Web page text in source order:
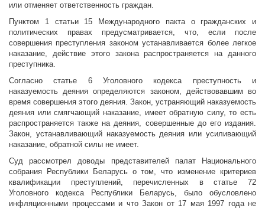
или отменяет ответственность граждан.
Пунктом 1 статьи 15 Международного пакта о гражданских и
политических правах предусматривается, что, если после
совершения преступления законом устанавливается более легкое
наказание, действие этого закона распространяется на данного
преступника.
Согласно статье 6 Уголовного кодекса преступность и
наказуемость деяния определяются законом, действовавшим во
время совершения этого деяния. Закон, устраняющий наказуемость
деяния или смягчающий наказание, имеет обратную силу, то есть
распространяется также на деяния, совершенные до его издания.
Закон, устанавливающий наказуемость деяния или усиливающий
наказание, обратной силы не имеет.
Суд рассмотрел доводы представителей палат Национального
собрания Республики Беларусь о том, что изменение критериев
квалификации преступлений, перечисленных в статье 72
Уголовного кодекса Республики Беларусь, было обусловлено
инфляционными процессами и что Закон от 17 мая 1997 года не